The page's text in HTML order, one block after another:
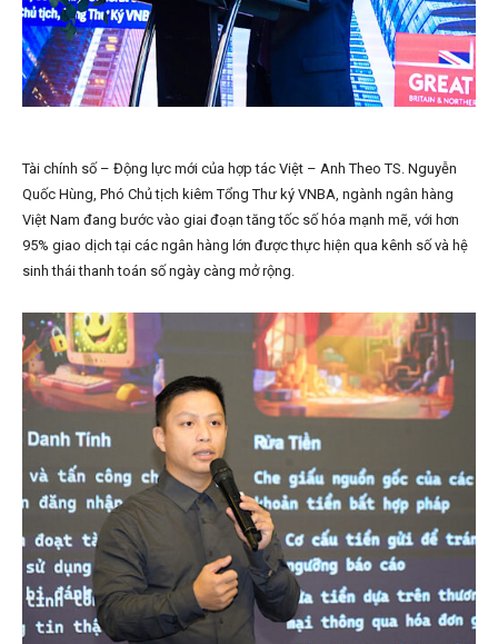
Tài chính số – Động lực mới của hợp tác Việt – Anh Theo TS. Nguyễn
Quốc Hùng, Phó Chủ tịch kiêm Tổng Thư ký VNBA, ngành ngân hàng
Việt Nam đang bước vào giai đoạn tăng tốc số hóa mạnh mẽ, với hơn
95% giao dịch tại các ngân hàng lớn được thực hiện qua kênh số và hệ
sinh thái thanh toán số ngày càng mở rộng.